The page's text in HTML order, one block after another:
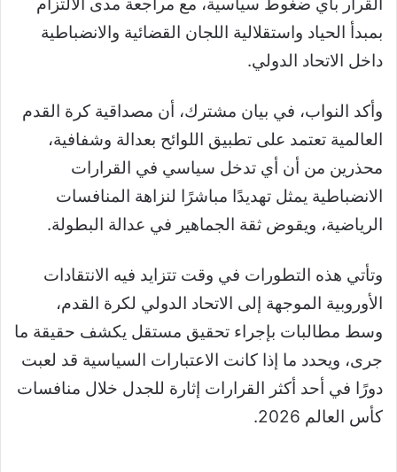
بمبدأ الحياد واستقلالية اللجان القضائية والانضباطية
داخل الاتحاد الدولي.
وأكد النواب، في بيان مشترك، أن مصداقية كرة القدم
العالمية تعتمد على تطبيق اللوائح بعدالة وشفافية،
محذرين من أن أي تدخل سياسي في القرارات
الانضباطية يمثل تهديدًا مباشرًا لنزاهة المنافسات
الرياضية، ويقوض ثقة الجماهير في عدالة البطولة.
وتأتي هذه التطورات في وقت تتزايد فيه الانتقادات
الأوروبية الموجهة إلى الاتحاد الدولي لكرة القدم،
وسط مطالبات بإجراء تحقيق مستقل يكشف حقيقة ما
جرى، ويحدد ما إذا كانت الاعتبارات السياسية قد لعبت
دورًا في أحد أكثر القرارات إثارة للجدل خلال منافسات
كأس العالم 2026.